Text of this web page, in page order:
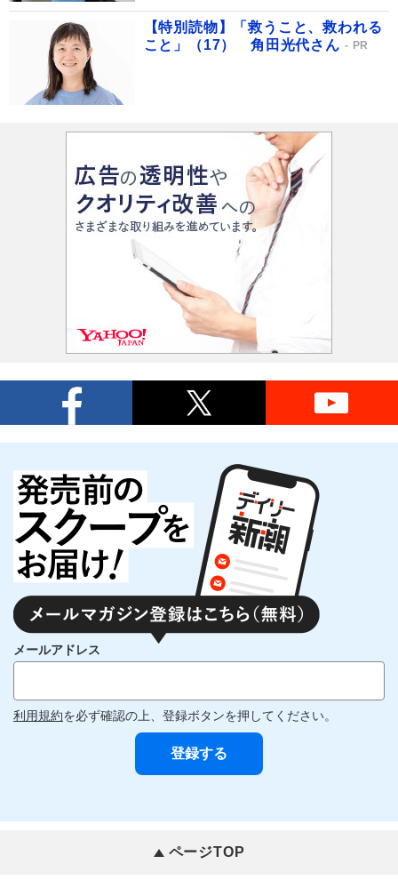
【特別読物】「救うこと、救われる
こと」（17） 角田光代さん
PR
メールアドレス
利用規約を必ず確認の上、登録ボタンを押してください。
ページTOP